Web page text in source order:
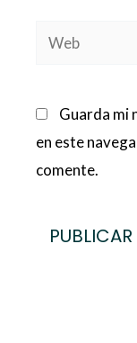
Web
Guarda mi
en este
comente.